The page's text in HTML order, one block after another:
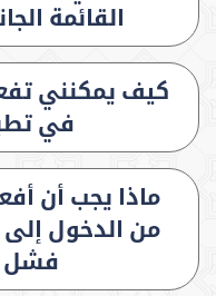
القائمة
كيف يمكنني
في
ماذا يجب أن
من الدخول إلى
فشل